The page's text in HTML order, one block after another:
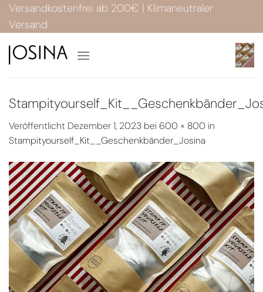
Zum
Inhalt
springen
Versandkostenfrei ab 200€ | Klimaneutraler
Versand
Veröffentlicht Dezember 1, 2023 bei 600 × 800 in
Stampityourself_Kit__Geschenkbänder_Josina